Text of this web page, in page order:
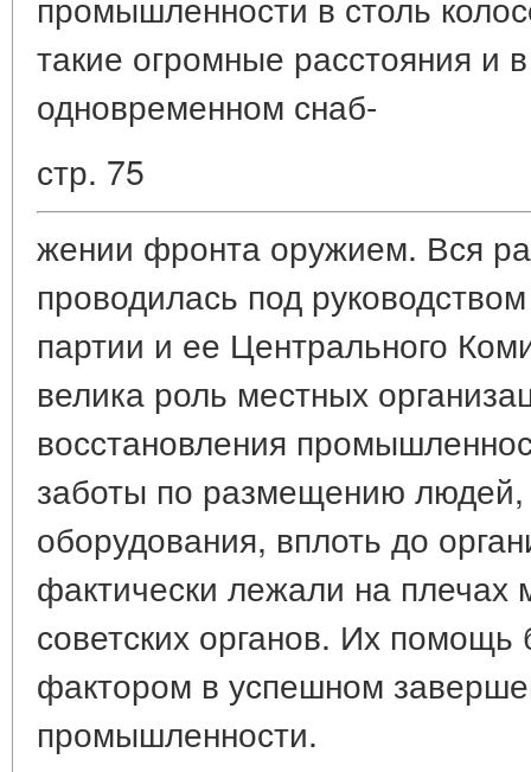
такие огромные расстояния и
одновременном снаб-
стр. 75
жении фронта оружием. Вся
проводилась под
партии и ее Центрального
велика роль местных
восстановления
заботы по размещению людей,
оборудования, вплоть до
фактически лежали на плечах
советских органов. Их
фактором в успешном
промышленности.